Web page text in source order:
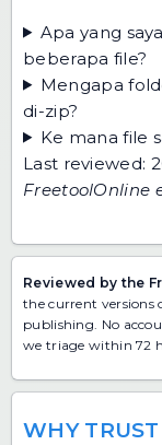
Apa yang
beberapa file?
Mengapa
di-zip?
Ke mana file
Last reviewed:
FreetoolOnline
Reviewed by the
the current versions
publishing. No
we triage within 72
WHY